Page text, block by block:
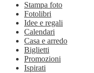
Stampa foto
Fotolibri
Idee e regali
Calendari
Casa e arredo
Biglietti
Promozioni
Ispirati